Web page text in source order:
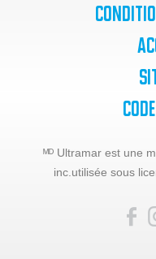
ᴹᴰ Ultramar est une
inc. utilisée sous